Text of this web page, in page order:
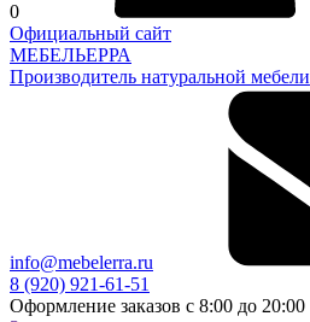
0
Официальный сайт
МЕБЕЛЬЕРРА
Производитель натуральной мебели
info@mebelerra.ru
8 (920) 921-61-51
Оформление заказов с 8:00 до 20:00